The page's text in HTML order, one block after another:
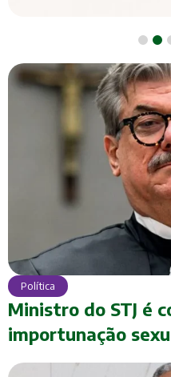
4 5
Política
Ministro do STJ é
importunação